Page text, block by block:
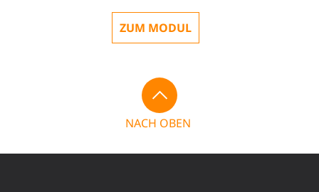
ZUM MODUL
NACH OBEN